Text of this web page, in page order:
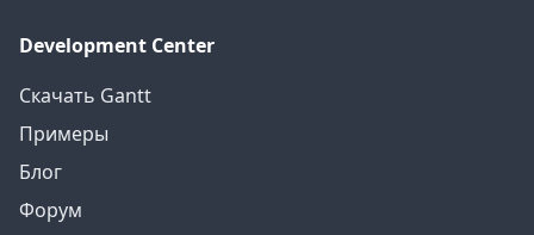
Development Center
Скачать Gantt
Примеры
Блог
Форум